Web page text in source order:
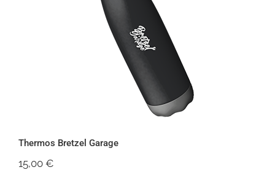
Thermos Bretzel Garage
Thermos Bretzel Garage
15,00 €